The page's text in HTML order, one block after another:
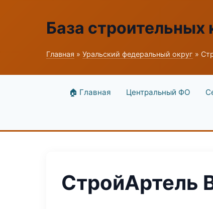
База строительных
Главная » Уральский федеральный округ »
🏠 Главная Центральный ФО
СтройАртель